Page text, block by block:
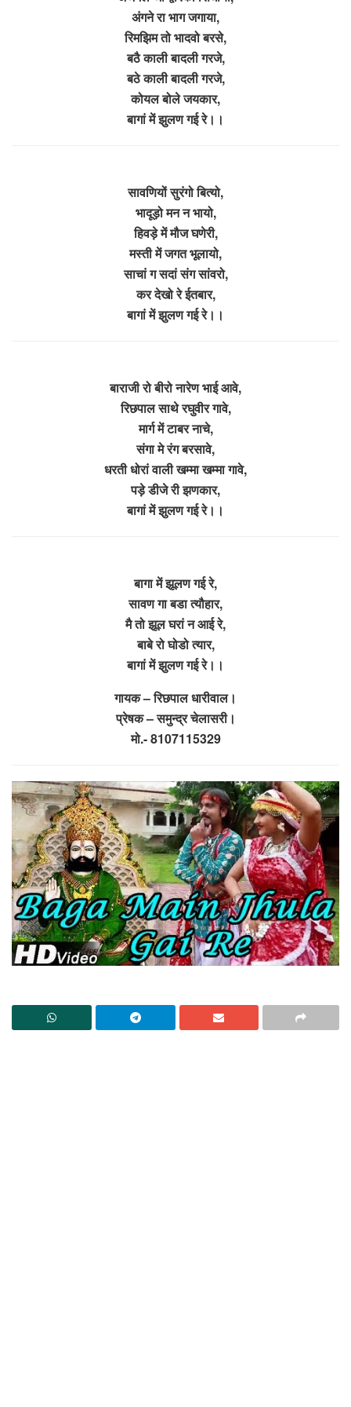
अंगने रा भाग जगाया,
रिमझिम तो भादवो बरसे,
बठै काली बादली गरजे,
बठे काली बादली गरजे,
कोयल बोले जयकार,
बागां में झुलण गई रे।।
सावणियों सुरंगो बित्यो,
भादूड़ो मन न भायो,
हिवड़े में मौज घणेरी,
मस्ती में जगत भूलायो,
साचां ग सदां संग सांवरो,
कर देखो रे ईतबार,
बागां में झुलण गई रे।।
बाराजी रो बीरो नारेण भाई आवे,
रिछपाल साथे रघुवीर गावे,
मार्ग में टाबर नाचे,
संगा मे रंग बरसावे,
धरती धोरां वाली खम्मा खम्मा गावे,
पड़े डीजे री झणकार,
बागां में झुलण गई रे।।
बागा में झूलण गई रे,
सावण गा बडा त्यौहार,
मै तो झूल घरां न आई रे,
बाबे रो घोडो त्यार,
बागां में झुलण गई रे।।
गायक – रिछपाल धारीवाल।
प्रेषक – समुन्द्र चेलासरी।
मो.- 8107115329